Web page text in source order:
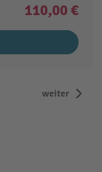
110,00 €
weiter